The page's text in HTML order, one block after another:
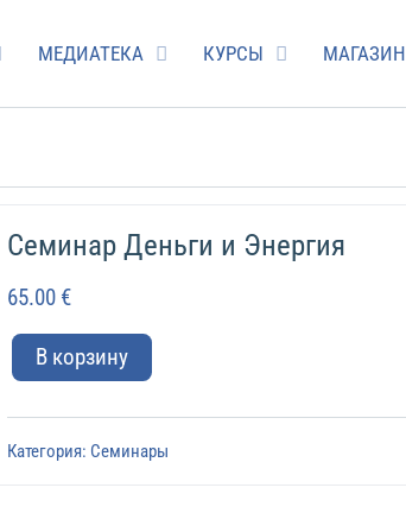
МЕДИАТЕКА КУРСЫ МАГАЗИН
Семинар Деньги и Энергия
65.00 €
В корзину
Категория: Семинары